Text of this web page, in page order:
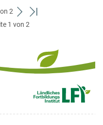
2
weiter
zum
zum
1 von 2